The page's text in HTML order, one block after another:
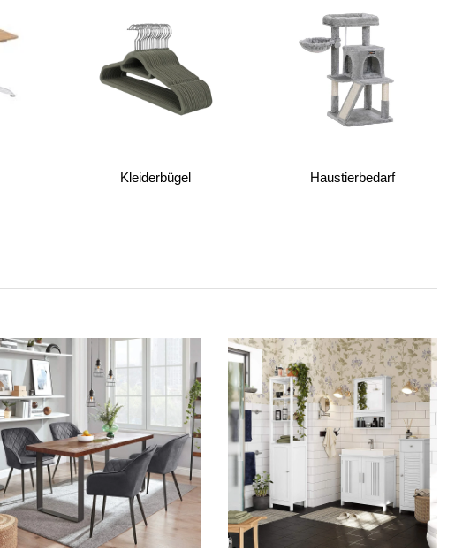
Kleiderbügel Haustierbedarf